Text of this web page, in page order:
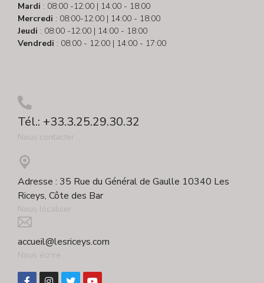
Mardi : 08:00 -12:00 | 14:00 - 18:00
Mercredi : 08:00-12:00 | 14:00 - 18:00
Jeudi : 08:00 -12:00 | 14:00 - 18:00
Vendredi : 08:00 - 12:00 | 14:00 - 17:00
Tél.: +33.3.25.29.30.32
Nous contacter ...
Adresse : 35 Rue du Général de Gaulle 10340 Les
Riceys, Côte des Bar
Nous localiser ...
accueil@lesriceys.com
Nous écrire ...